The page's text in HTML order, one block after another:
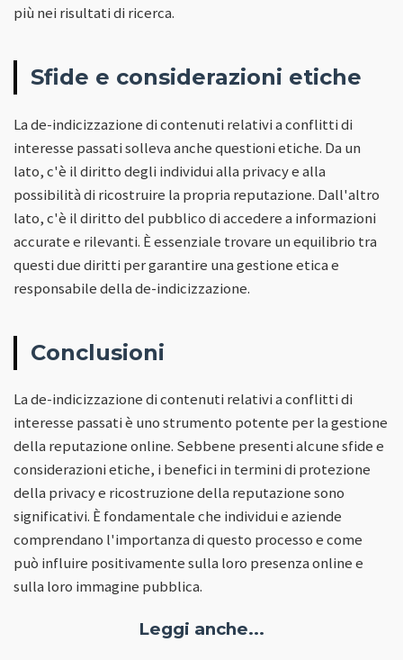
più nei risultati di ricerca.
Sfide e considerazioni etiche
La de-indicizzazione di contenuti relativi a conflitti di
interesse passati solleva anche questioni etiche. Da un
lato, c'è il diritto degli individui alla privacy e alla
possibilità di ricostruire la propria reputazione. Dall'altro
lato, c'è il diritto del pubblico di accedere a informazioni
accurate e rilevanti. È essenziale trovare un equilibrio tra
questi due diritti per garantire una gestione etica e
responsabile della de-indicizzazione.
Conclusioni
La de-indicizzazione di contenuti relativi a conflitti di
interesse passati è uno strumento potente per la gestione
della reputazione online. Sebbene presenti alcune sfide e
considerazioni etiche, i benefici in termini di protezione
della privacy e ricostruzione della reputazione sono
significativi. È fondamentale che individui e aziende
comprendano l'importanza di questo processo e come
può influire positivamente sulla loro presenza online e
sulla loro immagine pubblica.
Leggi anche...